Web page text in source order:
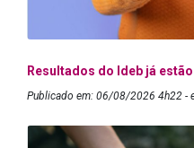
Resultados do Ideb já
Publicado em: 06/08/2026 4h22 -